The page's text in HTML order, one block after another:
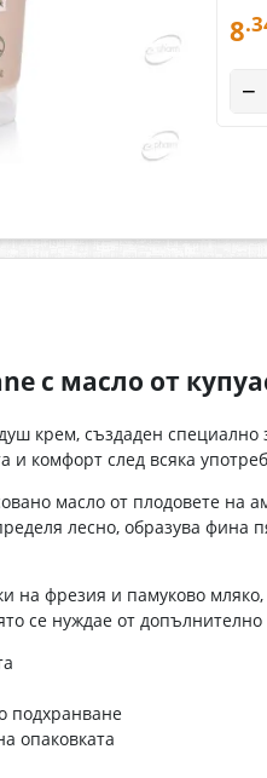
8
−
с масло от
крем, създаден специално
и комфорт след всяка
масло от плодовете на
лесно, образува
на фрезия и памуково
се нуждае от
подхранване
опаковката